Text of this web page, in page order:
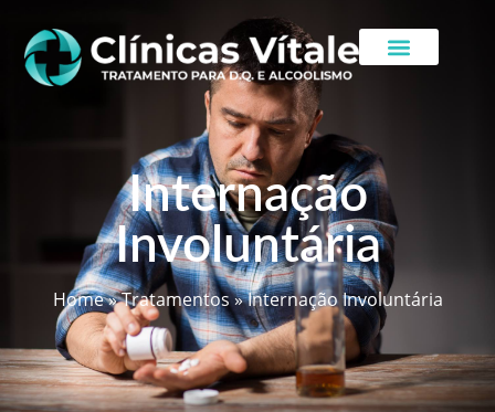
Internação
Involuntária
Home»Tratamentos»Internação Involuntária